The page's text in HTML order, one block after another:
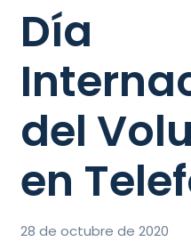
Día
del
en
28 de octubre de 2020